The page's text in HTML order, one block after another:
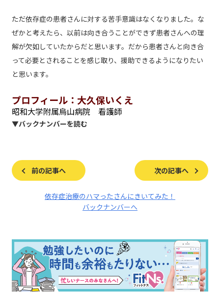
ただ依存症の患者さんに対する苦手意識はなくなりました。な
ぜかと考えたら、以前は向き合うことができず患者さんへの理
解が欠如していたからだと思います。だから患者さんと向き合
って必要とされることを感じ取り、援助できるようになりたい
と思います。
プロフィール：大久保いくえ
昭和大学附属烏山病院 看護師
▼バックナンバーを読む
前の記事へ 次の記事へ
依存症治療のハマったさんにきいてみた！
バックナンバーへ